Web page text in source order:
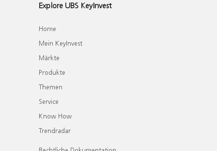
Explore UBS KeyInvest
Home
Mein KeyInvest
Märkte
Produkte
Themen
Service
Know How
Trendradar